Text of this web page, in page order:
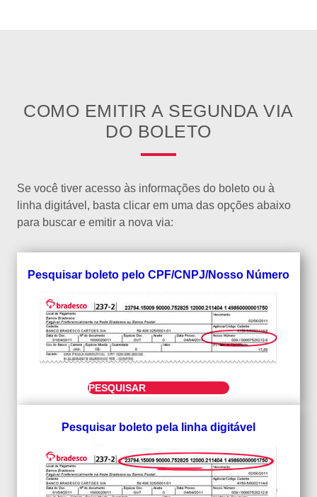
COMO EMITIR A SEGUNDA VIA
DO BOLETO
Se você tiver acesso às informações do boleto ou à
linha digitável, basta clicar em uma das opções abaixo
para buscar e emitir a nova via:
Pesquisar boleto pelo CPF/CNPJ/Nosso Número
PESQUISAR
Pesquisar boleto pela linha digitável